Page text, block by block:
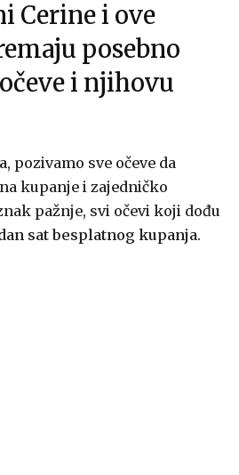
Cerine i ove
posebno
i njihovu
, pozivamo sve očeve da
na kupanje i zajedničko
pažnje, svi očevi koji dođu
sat besplatnog kupanja.